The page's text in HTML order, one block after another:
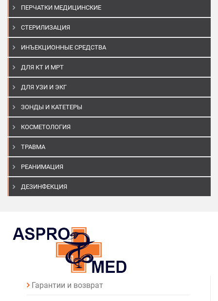
ПЕРЧАТКИ МЕДИЦИНСКИЕ
СТЕРИЛИЗАЦИЯ
ИНЪЕКЦИОННЫЕ СРЕДСТВА
ДЛЯ КТ И МРТ
ДЛЯ УЗИ И ЭКГ
ЗОНДЫ И КАТЕТЕРЫ
КОСМЕТОЛОГИЯ
ТРАВМА
РЕАНИМАЦИЯ
ДЕЗИНФЕКЦИЯ
Гарантии и возврат